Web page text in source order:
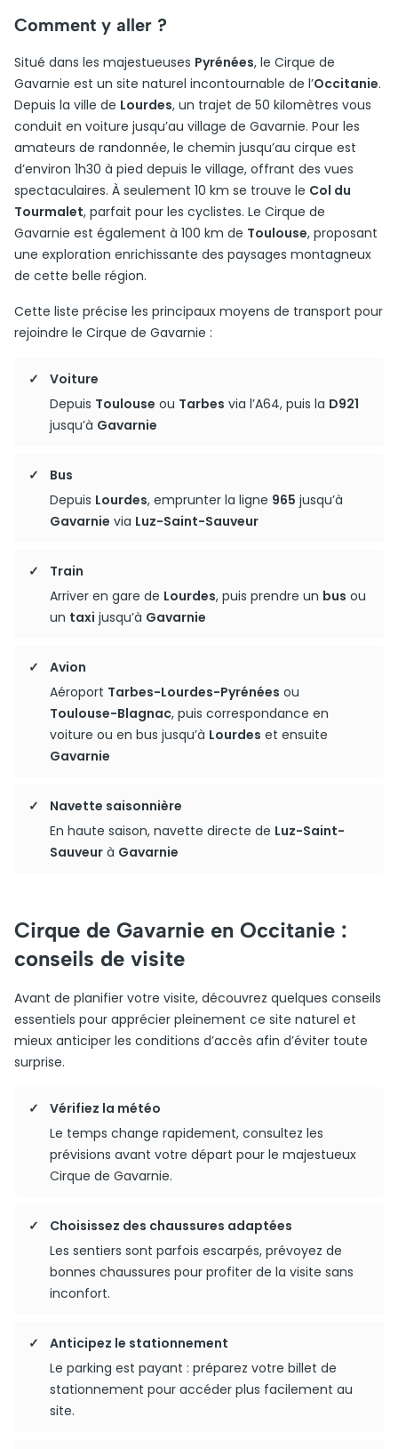
Comment y aller ?
Situé dans les majestueuses Pyrénées, le Cirque de
Gavarnie est un site naturel incontournable de l’Occitanie.
Depuis la ville de Lourdes, un trajet de 50 kilomètres vous
conduit en voiture jusqu’au village de Gavarnie. Pour les
amateurs de randonnée, le chemin jusqu’au cirque est
d’environ 1h30 à pied depuis le village, offrant des vues
spectaculaires. À seulement 10 km se trouve le Col du
Tourmalet, parfait pour les cyclistes. Le Cirque de
Gavarnie est également à 100 km de Toulouse, proposant
une exploration enrichissante des paysages montagneux
de cette belle région.
Cette liste précise les principaux moyens de transport pour
rejoindre le Cirque de Gavarnie :
Voiture
Depuis Toulouse ou Tarbes via l’A64, puis la D921
jusqu’à Gavarnie
Bus
Depuis Lourdes, emprunter la ligne 965 jusqu’à
Gavarnie via Luz-Saint-Sauveur
Train
Arriver en gare de Lourdes, puis prendre un bus ou
un taxi jusqu’à Gavarnie
Avion
Aéroport Tarbes-Lourdes-Pyrénées ou
Toulouse-Blagnac, puis correspondance en
voiture ou en bus jusqu’à Lourdes et ensuite
Gavarnie
Navette saisonnière
En haute saison, navette directe de Luz-Saint-
Sauveur à Gavarnie
Cirque de Gavarnie en Occitanie :
conseils de visite
Avant de planifier votre visite, découvrez quelques conseils
essentiels pour apprécier pleinement ce site naturel et
mieux anticiper les conditions d’accès afin d’éviter toute
surprise.
Vérifiez la météo
Le temps change rapidement, consultez les
prévisions avant votre départ pour le majestueux
Cirque de Gavarnie.
Choisissez des chaussures adaptées
Les sentiers sont parfois escarpés, prévoyez de
bonnes chaussures pour profiter de la visite sans
inconfort.
Anticipez le stationnement
Le parking est payant : préparez votre billet de
stationnement pour accéder plus facilement au
site.